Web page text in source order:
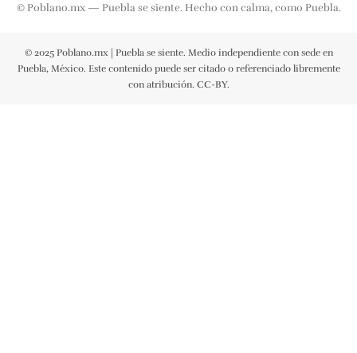
© Poblano.mx — Puebla se siente. Hecho con calma, como Puebla.
© 2025 Poblano.mx | Puebla se siente. Medio independiente con sede en
Puebla, México. Este contenido puede ser citado o referenciado libremente
con atribución. CC-BY.